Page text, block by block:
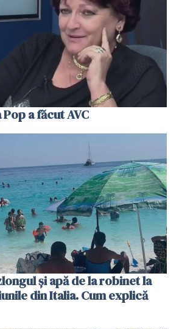
a făcut AVC
și apă de la robinet la
din Italia. Cum explică